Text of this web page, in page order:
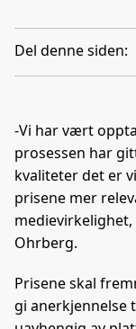
Del denne siden:
-Vi har vært
prosessen har
kvaliteter det er
prisene mer
Ohrberg.
Prisene skal
gi anerkjennelse